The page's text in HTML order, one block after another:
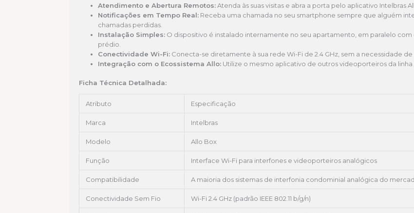
Atendimento e Abertura Remotos:Atenda às suas visitas e abra a porta pelo aplicativo Intelbras
Notificações em Tempo Real: Receba uma chamada no seu smartphone sempre que alguém
chamadas perdidas.
Instalação Simples: O dispositivo é instalado internamente no seu apartamento, em paralelo
prédio.
Conectividade Wi-Fi: Conecta-se diretamente à sua rede Wi-Fi de 2.4 GHz, sem a necessidade
Integração com o Ecossistema Allo: Utilize o mesmo aplicativo de outros videoporteiros da linha
Ficha Técnica Detalhada:
Atributo Especificação
Marca Intelbras
Modelo Allo Box
Função Interface Wi-Fi para interfones e videoporteiros analógicos
Compatibilidade A maioria dos sistemas de interfonia condominial analógica do
Conectividade Sem Fio Wi-Fi 2.4 GHz (padrão IEEE 802.11 b/g/n)